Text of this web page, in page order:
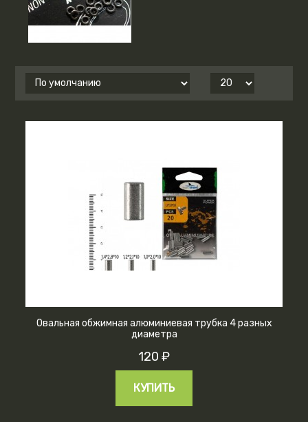
Овальная обжимная алюминиевая трубка 4 разных
диаметра
120 ₽
КУПИТЬ